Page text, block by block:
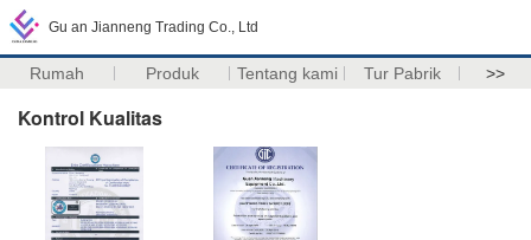
Gu an Jianneng Trading Co., Ltd
Rumah Produk Tentang kami Tur Pabrik >>
Kontrol Kualitas